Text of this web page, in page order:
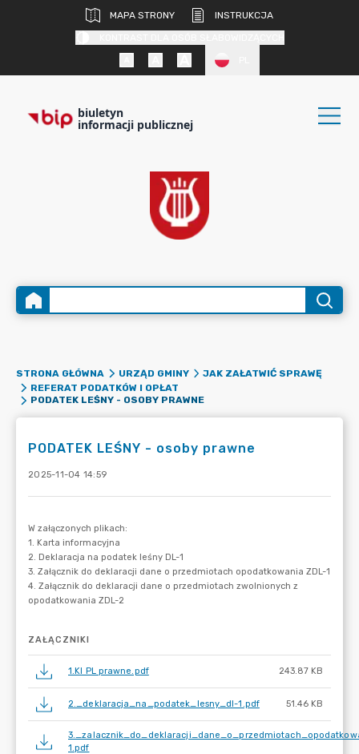
MAPA STRONY
INSTRUKCJA
biuletyn
informacji publicznej
STRONA GŁÓWNA URZĄD GMINY
JAK ZAŁATWIĆ SPRAWĘ
REFERAT PODATKÓW I OPŁAT
PODATEK LEŚNY - OSOBY PRAWNE
PODATEK LEŚNY - osoby prawne
2025-11-04 14:59
ZAŁĄCZNIKI
1.KI PL prawne.pdf 243.87 KB
2._deklaracja_na_podatek_lesny_dl-1.pdf 51.46 KB
1.pdf